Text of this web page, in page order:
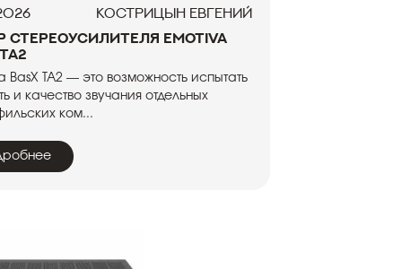
Кострицын Евгений
стереоусилителя Emotiva
BasX TA2 — это возможность испытать
и качество звучания отдельных
ком...